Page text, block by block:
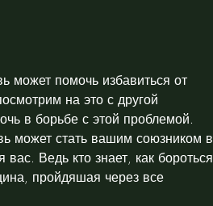
может помочь избавиться от
на это с другой
в борьбе с этой проблемой.
может стать вашим союзником в
Ведь кто знает, как бороться
пройдяшая через все